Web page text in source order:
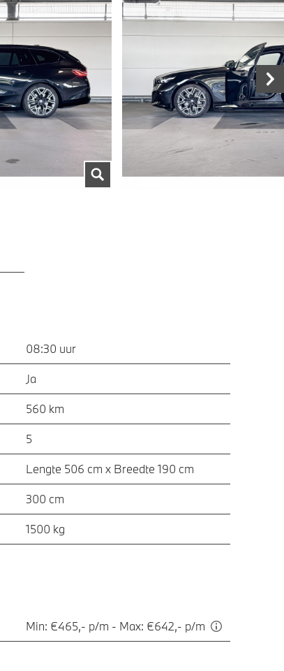
08:30 uur
Ja
560 km
5
Lengte 506 cm x Breedte 190 cm
300 cm
1500 kg
Min: €465,- p/m - Max: €642,- p/m